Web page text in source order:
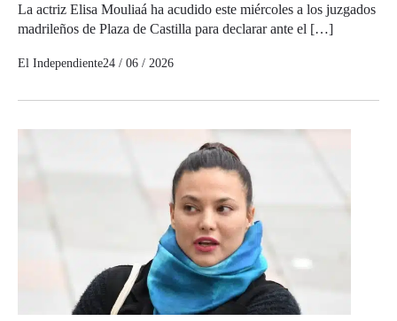
La actriz Elisa Mouliaá ha acudido este miércoles a los juzgados
madrileños de Plaza de Castilla para declarar ante el […]
El Independiente24 / 06 / 2026